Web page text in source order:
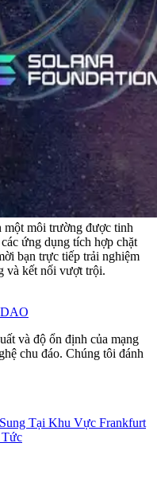
một môi trường được tinh
ứng dụng tích hợp chặt
bạn trực tiếp trải nghiệm
và kết nối vượt trội.
và độ ổn định của mạng
chu đáo. Chúng tôi đánh
Tại Khu Vực Frankfurt
Tức